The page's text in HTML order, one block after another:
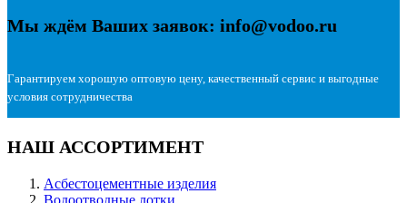
Мы ждём Ваших заявок: info@vodoo.ru
Гарантируем хорошую оптовую цену, качественный сервис и выгодные
условия сотрудничества
НАШ АССОРТИМЕНТ
Асбестоцементные изделия
Водоотводные лотки